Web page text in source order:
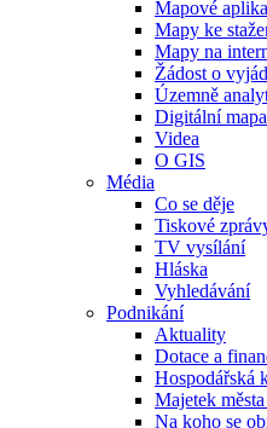
Mapové
Mapy ke
Mapy na
Žádost o
Územně
Digitální
Videa
O GIS
Média
Co se děje
Tiskové
TV vysílání
Hláska
Vyhledávání
Podnikání
Aktuality
Dotace a
Hospodářská
Majetek
Na koho se